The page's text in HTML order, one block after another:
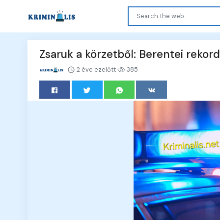
Zsaruk a körzetből: Berentei
2 éve ezelőtt 385